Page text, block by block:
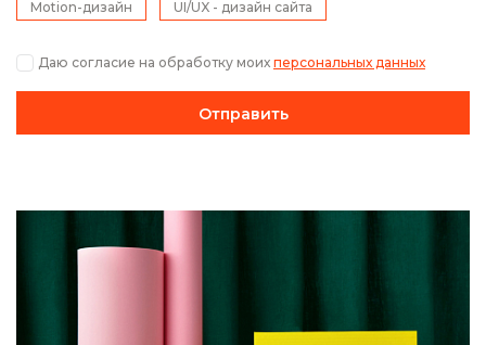
Motion-дизайн UI/UX - дизайн сайта
Даю согласие на обработку моих персональных данных